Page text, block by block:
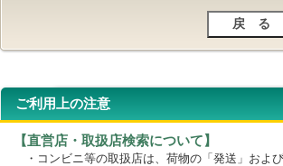
ご利用上の注意
【直営店・取扱店検索について】
・コンビニ等の取扱店は、荷物の「発送」およ